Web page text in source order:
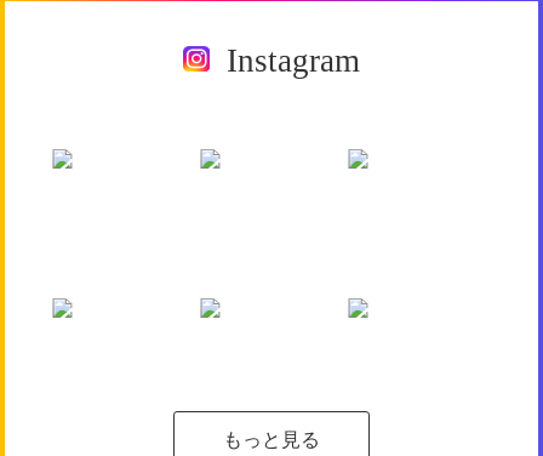
Instagram
もっと見る